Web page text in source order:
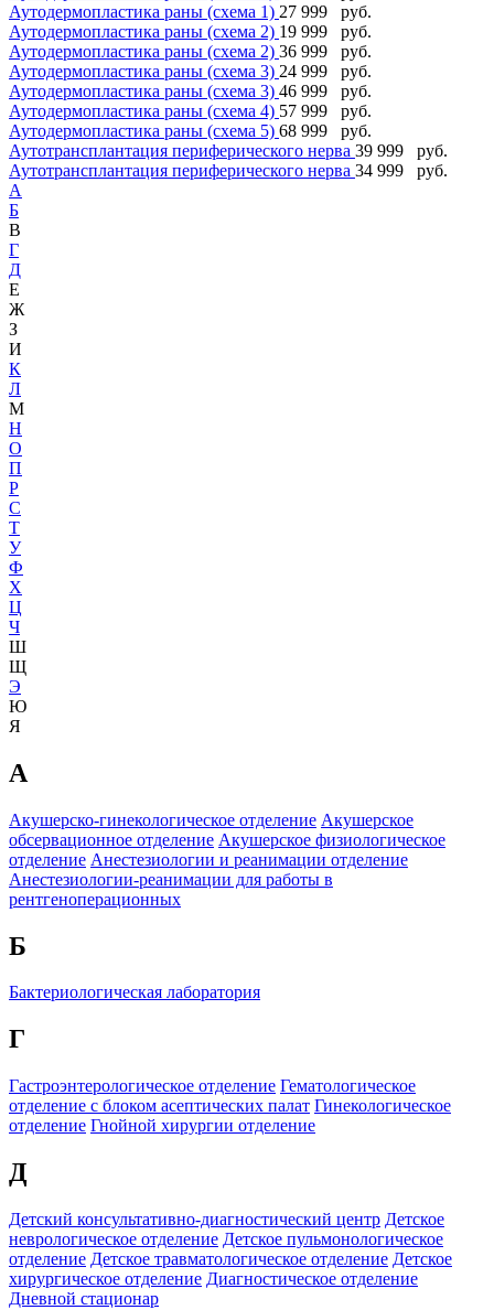
Аутодермопластика раны (схема 1) 27 999 руб.
Аутодермопластика раны (схема 2) 19 999 руб.
Аутодермопластика раны (схема 2) 36 999 руб.
Аутодермопластика раны (схема 3) 24 999 руб.
Аутодермопластика раны (схема 3) 46 999 руб.
Аутодермопластика раны (схема 4) 57 999 руб.
Аутодермопластика раны (схема 5) 68 999 руб.
Аутотрансплантация периферического нерва 39 999 руб.
Аутотрансплантация периферического нерва 34 999 руб.
А
Б
В
Г
Д
Е
Ж
З
И
К
Л
М
Н
О
П
Р
С
Т
У
Ф
Х
Ц
Ч
Ш
Щ
Э
Ю
Я
А
Акушерско-гинекологическое отделение Акушерское
обсервационное отделение Акушерское физиологическое
отделение Анестезиологии и реанимации отделение
Анестезиологии-реанимации для работы в
рентгеноперационных
Б
Бактериологическая лаборатория
Г
Гастроэнтерологическое отделение Гематологическое
отделение c блоком асептических палат Гинекологическое
отделение Гнойной хирургии отделение
Д
Детский консультативно-диагностический центр Детское
неврологическое отделение Детское пульмонологическое
отделение Детское травматологическое отделение Детское
хирургическое отделение Диагностическое отделение
Дневной стационар